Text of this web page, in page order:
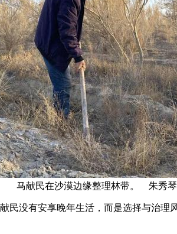
马献民在沙漠边缘整理林带。 朱秀
没有安享晚年生活，而是选择与治理